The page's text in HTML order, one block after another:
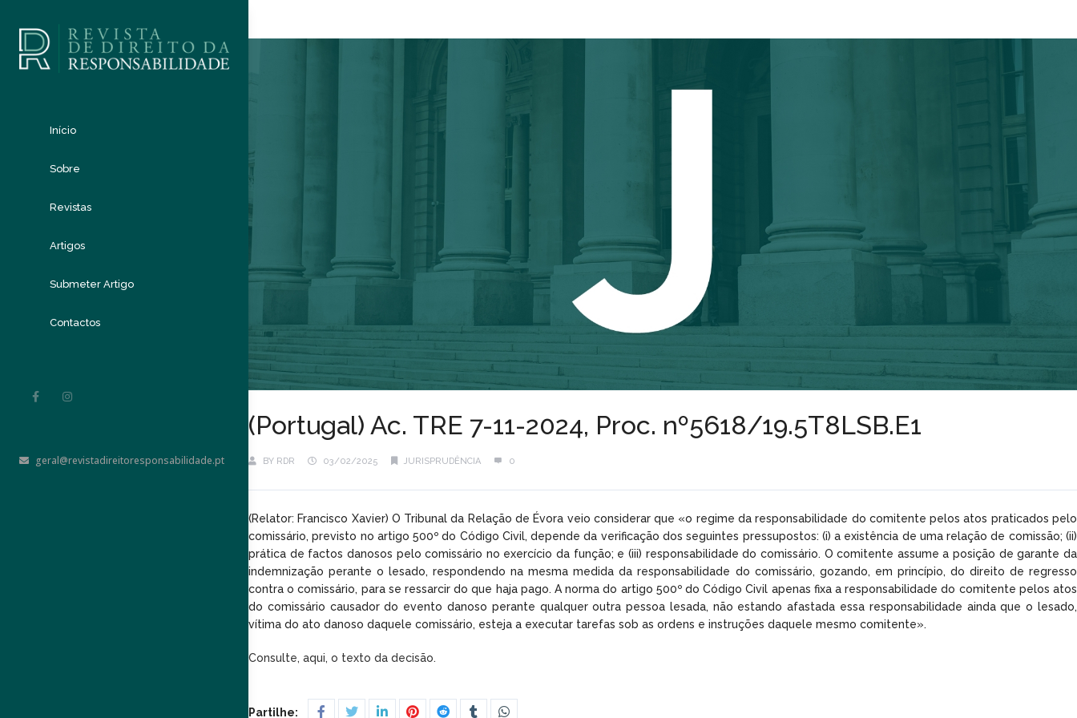
Início
Sobre
Revistas
Artigos
Submeter Artigo
Contactos
geral@revistadireitoresponsabilidade.pt
(Portugal) Ac. TRE 7-11-2024, Proc. nº5618/19.5T8LSB.E1
BY RDR 03/02/2025 JURISPRUDÊNCIA 0
(Relator: Francisco Xavier) O Tribunal da Relação de Évora veio considerar que «o regime da responsabilidade do comitente pelos atos praticados pelo
comissário, previsto no artigo 500º do Código Civil, depende da verificação dos seguintes pressupostos: (i) a existência de uma relação de comissão; (ii)
prática de factos danosos pelo comissário no exercício da função; e (iii) responsabilidade do comissário. O comitente assume a posição de garante da
indemnização perante o lesado, respondendo na mesma medida da responsabilidade do comissário, gozando, em princípio, do direito de regresso
contra o comissário, para se ressarcir do que haja pago. A norma do artigo 500º do Código Civil apenas fixa a responsabilidade do comitente pelos atos
do comissário causador do evento danoso perante qualquer outra pessoa lesada, não estando afastada essa responsabilidade ainda que o lesado,
vítima do ato danoso daquele comissário, esteja a executar tarefas sob as ordens e instruções daquele mesmo comitente».
Consulte, aqui, o texto da decisão.
Partilhe: